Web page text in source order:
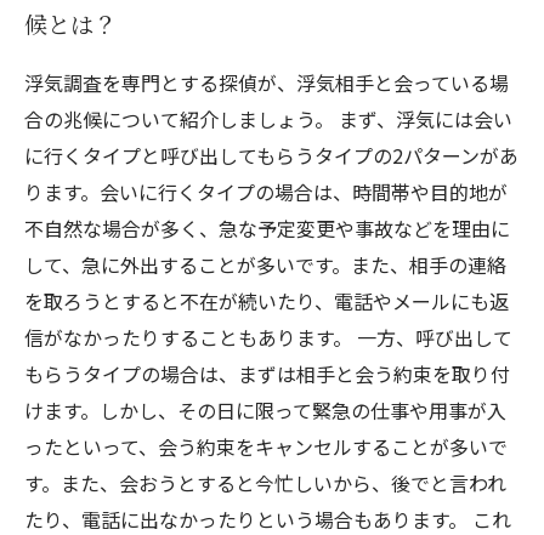
候とは？
浮気調査を専門とする探偵が、浮気相手と会っている場
合の兆候について紹介しましょう。 まず、浮気には会い
に行くタイプと呼び出してもらうタイプの2パターンがあ
ります。会いに行くタイプの場合は、時間帯や目的地が
不自然な場合が多く、急な予定変更や事故などを理由に
して、急に外出することが多いです。また、相手の連絡
を取ろうとすると不在が続いたり、電話やメールにも返
信がなかったりすることもあります。 一方、呼び出して
もらうタイプの場合は、まずは相手と会う約束を取り付
けます。しかし、その日に限って緊急の仕事や用事が入
ったといって、会う約束をキャンセルすることが多いで
す。また、会おうとすると今忙しいから、後でと言われ
たり、電話に出なかったりという場合もあります。 これ